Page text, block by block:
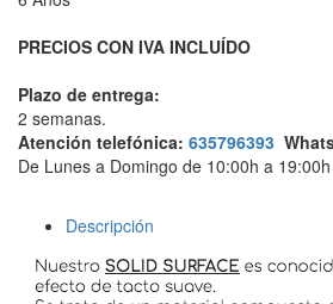
PRECIOS CON IVA INCLUÍDO
Plazo de entrega:
2 semanas.
Atención telefónica: 635796393
De Lunes a Domingo de 10:00h a 19:00h
Descripción